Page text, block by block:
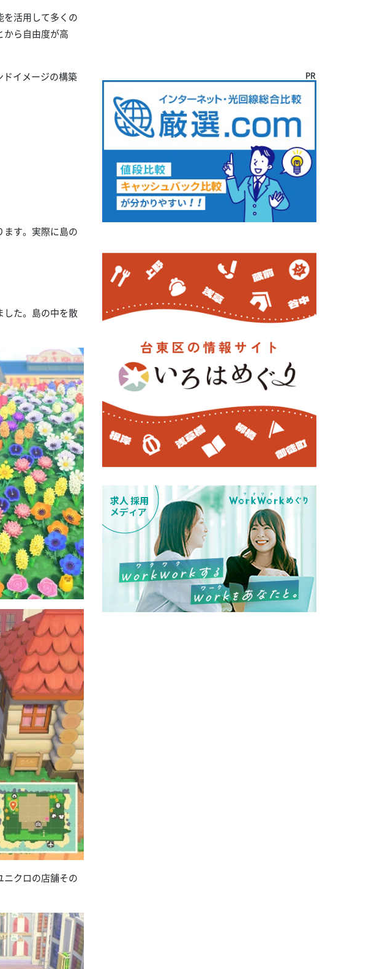
活用して多くの
から自由度が高
イメージの構築
す。実際に島の
した。島の中を散
クロの店舗その
PR